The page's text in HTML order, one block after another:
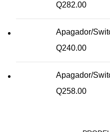
Q282.00
Apagador/
Q240.00
Apagador/
Q258.00